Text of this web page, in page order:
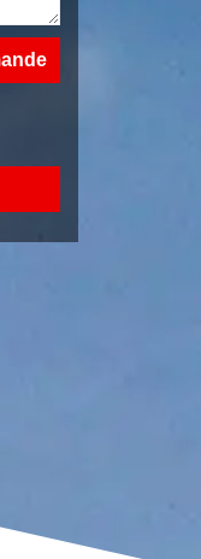
Réparation de toiture